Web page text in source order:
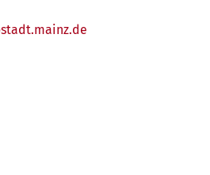
stadt.mainz de